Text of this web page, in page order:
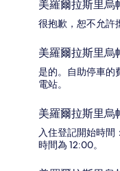
美羅爾拉斯里烏
很抱歉，恕不允許
美羅爾拉斯里烏
是的。自助停車的
電站。
美羅爾拉斯里烏
入住登記開始時
時間為 12:00。